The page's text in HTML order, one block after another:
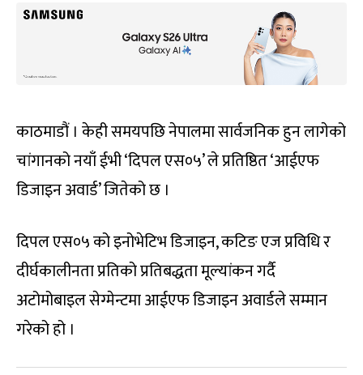
काठमाडौं । केही समयपछि नेपालमा सार्वजनिक हुन लागेको
चांगानको नयाँ ईभी ‘दिपल एस०५’ ले प्रतिष्ठित ‘आईएफ
डिजाइन अवार्ड’ जितेको छ ।
दिपल एस०५ को इनोभेटिभ डिजाइन, कटिङ एज प्रविधि र
दीर्घकालीनता प्रतिको प्रतिबद्धता मूल्यांकन गर्दै
अटोमोबाइल सेग्मेन्टमा आईएफ डिजाइन अवार्डले सम्मान
गरेको हो ।